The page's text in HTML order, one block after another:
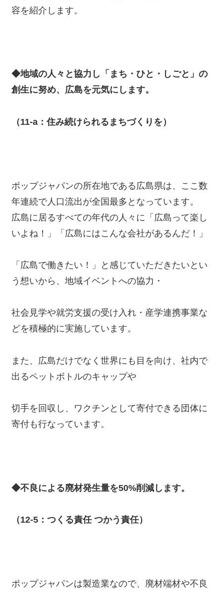
容を紹介します。
◆地域の人々と協力し「まち・ひと・しごと」の
創生に努め、広島を元気にします。
（11-a：住み続けられるまちづくりを）
ポップジャパンの所在地である広島県は、ここ数
年連続で人口流出が全国最多となっています。
広島に居るすべての年代の人々に「広島って楽し
いよね！」「広島にはこんな会社があるんだ！」
「広島で働きたい！」と感じていただきたいとい
う想いから、地域イベントへの協力・
社会見学や就労支援の受け入れ・産学連携事業な
どを積極的に実施しています。
また、広島だけでなく世界にも目を向け、社内で
出るペットボトルのキャップや
切手を回収し、ワクチンとして寄付できる団体に
寄付も行なっています。
◆不良による廃材発生量を50%削減します。
（12-5：つくる責任 つかう責任）
ポップジャパンは製造業なので、廃材端材や不良